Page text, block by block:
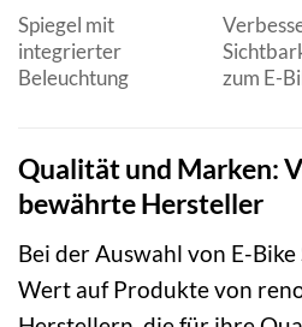
Spiegel mit
integrierter
Beleuchtung
zum E-
Qualität und Marken:
bewährte Hersteller
Bei der Auswahl von E-
Wert auf Produkte von